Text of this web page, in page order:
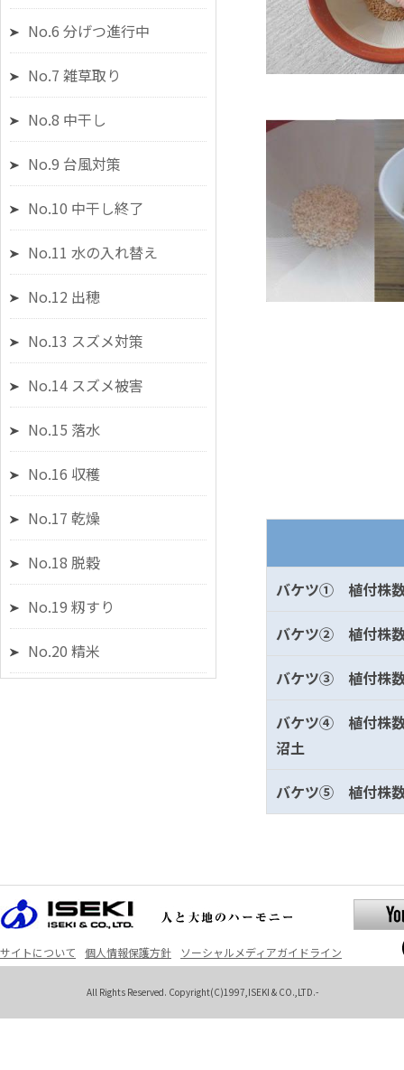
No.6 分げつ進行中
No.7 雑草取り
No.8 中干し
No.9 台風対策
No.10 中干し終了
No.11 水の入れ替え
No.12 出穂
No.13 スズメ対策
No.14 スズメ被害
No.15 落水
No.16 収穫
No.17 乾燥
No.18 脱穀
No.19 籾すり
No.20 精米
バケツ① 植付株
バケツ② 植付株
バケツ③ 植付株
バケツ④ 植付株
沼土
バケツ⑤ 植付株
サイトについて 個人情報保護方針 ソーシャルメディアガイドライン
All Rights Reserved. Copyright(C)1997,ISEKI & CO.,LTD.-